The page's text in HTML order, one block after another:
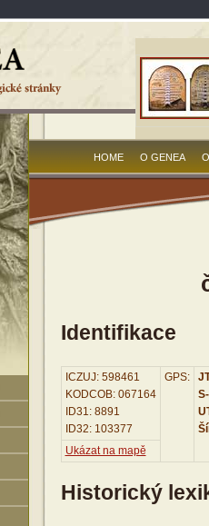
HOME O GENEA
Identifikace
ICZUJ: 598461
KODCOB: 067164
ID31: 8891
ID32: 103377
GPS:
Ukázat na mapě
Historický